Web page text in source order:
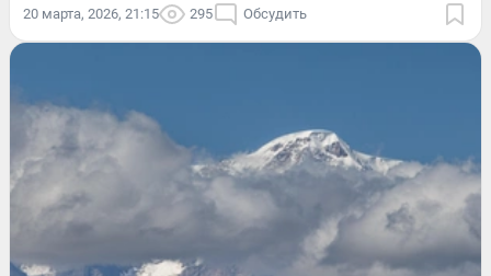
20 марта, 2026, 21:15 295 Обсудить